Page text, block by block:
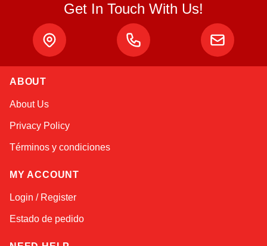
Get In Touch With Us!
ABOUT
About Us
Privacy Policy
Términos y condiciones
MY ACCOUNT
Login / Register
Estado de pedido
Atlas
Online — robotics specialist